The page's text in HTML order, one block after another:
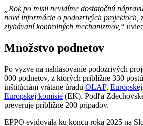
„Rok po misii nevidíme dostatočnú
nové informácie o podozrivých projektoch,
zlyhávaní kontrolných mechanizmov,“
Množstvo podnetov
Po výzve na nahlasovanie podozrivých
000 podnetov, z ktorých približne 330
inštitúciám vrátane úradu OLAF,
Európskej komisie (EK). Podľa
preveruje približne 200 prípadov.
EPPO evidovala ku koncu roka 2025 na